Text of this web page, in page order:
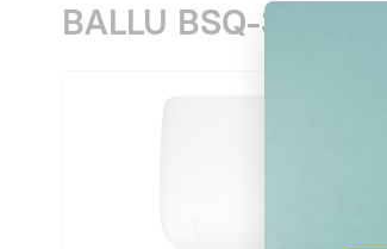
BALLU BSQ-36HN8